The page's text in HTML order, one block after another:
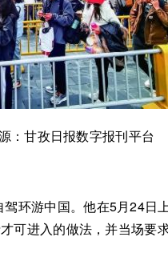
：甘孜日报数字报刊平台
环游中国。他在5月24日
可进入的做法，并当场要